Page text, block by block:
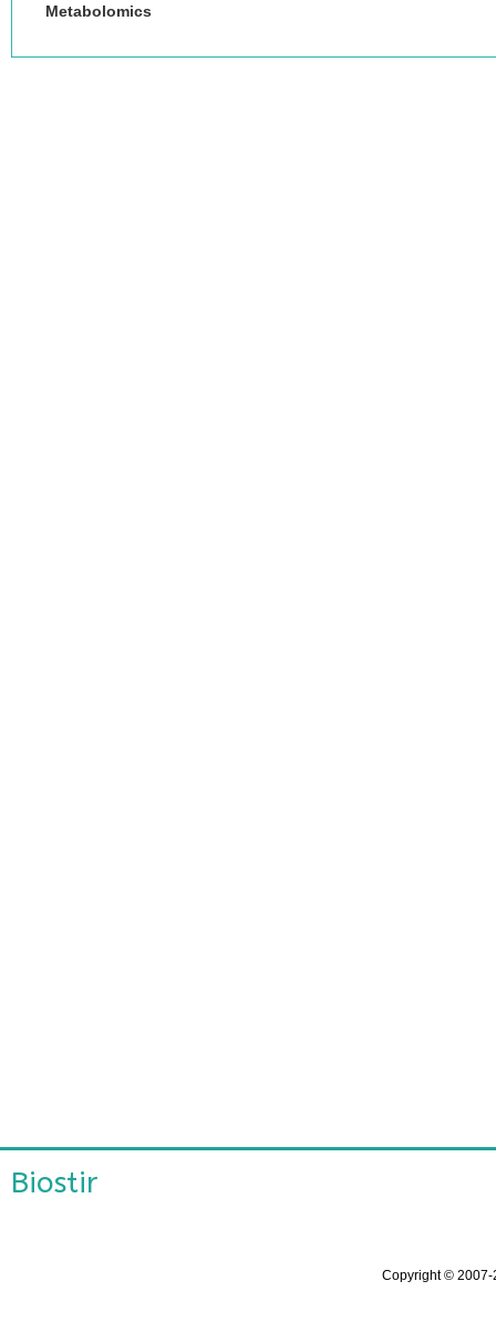
Metabolomics
Biostir
Copyright © 2007-